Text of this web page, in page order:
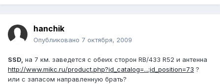
hanchik
Опубликовано 7 октября, 2009
SSD, на 7 км. заведется с обеих сторон RB/433 R52 и антенна
http://www.mikc.ru/product.php?id_catalog=...;id_position=73 ?
или с запасом направленную брать?